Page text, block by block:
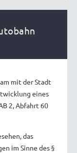
mit der Stadt
eines
2, Abfahrt 60
das
im Sinne des §